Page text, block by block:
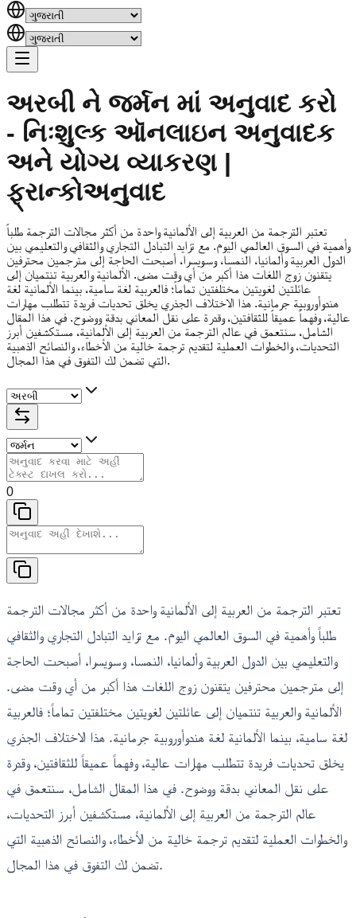
અરબી ને જર્મન માં અનુવાદ કરો
- નિઃશુલ્ક ઑનલાઇન અનુવાદક
અને યોગ્ય વ્યાકરણ |
ફ્રાન્કોઅનુવાદ
تعتبر الترجمة من العربية إلى الألمانية واحدة من أكثر مجالات الترجمة طلباً
وأهمية في السوق العالمي اليوم. مع تزايد التبادل التجاري والثقافي والتعليمي بين
الدول العربية وألمانيا، النمسا، وسويسرا، أصبحت الحاجة إلى مترجمين محترفين
يتقنون زوج اللغات هذا أكبر من أي وقت مضى. الألمانية والعربية تنتميان إلى
عائلتين لغويتين مختلفتين تماماً؛ فالعربية لغة سامية، بينما الألمانية لغة
هندوأوروبية جرمانية. هذا الاختلاف الجذري يخلق تحديات فريدة تتطلب مهارات
عالية، وفهماً عميقاً للثقافتين، وقدرة على نقل المعاني بدقة ووضوح. في هذا المقال
الشامل، سنتعمق في عالم الترجمة من العربية إلى الألمانية، مستكشفين أبرز
التحديات، والخطوات العملية لتقديم ترجمة خالية من الأخطاء، والنصائح الذهبية
التي تضمن لك التفوق في هذا المجال.
0
تعتبر الترجمة من العربية إلى الألمانية واحدة من أكثر مجالات الترجمة
طلباً وأهمية في السوق العالمي اليوم. مع تزايد التبادل التجاري والثقافي
والتعليمي بين الدول العربية وألمانيا، النمسا، وسويسرا، أصبحت الحاجة
إلى مترجمين محترفين يتقنون زوج اللغات هذا أكبر من أي وقت مضى.
الألمانية والعربية تنتميان إلى عائلتين لغويتين مختلفتين تماماً؛ فالعربية
لغة سامية، بينما الألمانية لغة هندوأوروبية جرمانية. هذا الاختلاف الجذري
يخلق تحديات فريدة تتطلب مهارات عالية، وفهماً عميقاً للثقافتين، وقدرة
على نقل المعاني بدقة ووضوح. في هذا المقال الشامل، سنتعمق في
عالم الترجمة من العربية إلى الألمانية، مستكشفين أبرز التحديات،
والخطوات العملية لتقديم ترجمة خالية من الأخطاء، والنصائح الذهبية التي
تضمن لك التفوق في هذا المجال.